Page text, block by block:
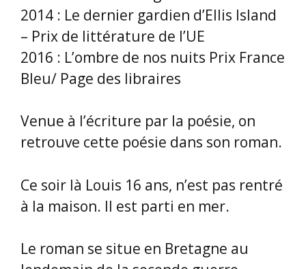
2014 : Le dernier gardien d’Ellis Island
– Prix de littérature de l’UE
2016 : L’ombre de nos nuits Prix France
Bleu/ Page des libraires
Venue à l’écriture par la poésie, on
retrouve cette poésie dans son roman.
Ce soir là Louis 16 ans, n’est pas rentré
à la maison. Il est parti en mer.
Le roman se situe en Bretagne au